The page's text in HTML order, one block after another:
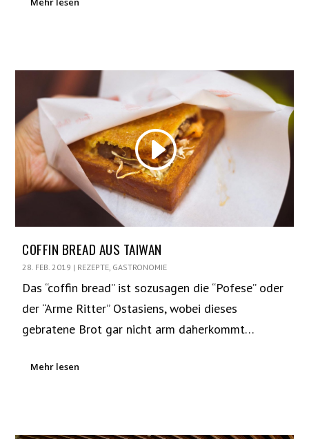
COFFIN BREAD AUS TAIWAN
28. FEB. 2019 | REZEPTE GASTRONOMIE
Das “coffin bread” ist sozusagen die “Pofese” oder
der “Arme Ritter” Ostasiens, wobei dieses
gebratene Brot gar nicht arm daherkommt…
Mehr lesen